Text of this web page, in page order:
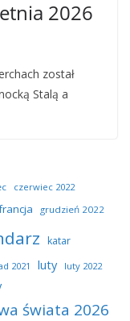
2026
został
Stalą a
czerwiec 2022
grudzień 2022
katar
2021 luty
luty 2022
świata 2026